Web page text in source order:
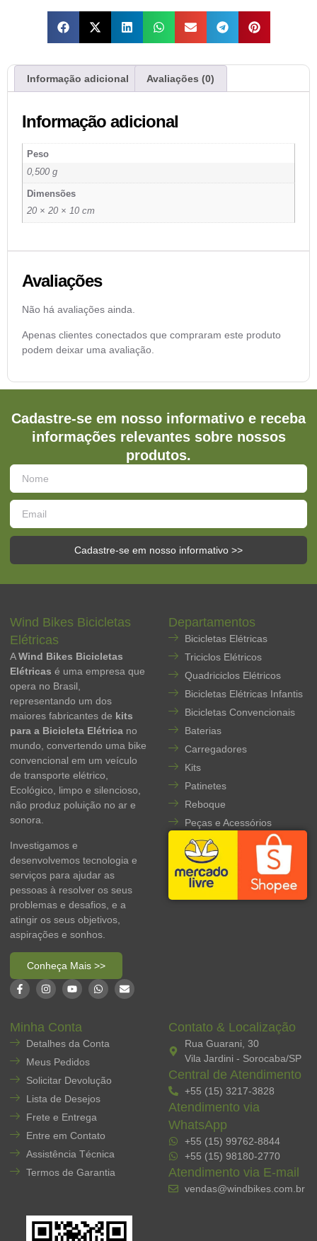
Informação adicional Avaliações (0)
Informação adicional
Peso
0,500 g
Dimensões
20 × 20 × 10 cm
Avaliações
Não há avaliações ainda.
Apenas clientes conectados que compraram este produto
podem deixar uma avaliação.
Cadastre-se em nosso informativo e receba
informações relevantes sobre nossos
produtos.
Cadastre-se em nosso informativo >>
Wind Bikes Bicicletas
Elétricas
AWind Bikes Bicicletas
Elétricas é uma empresa que
opera no Brasil,
representando um dos
maiores fabricantes de kits
para a Bicicleta Elétrica no
mundo, convertendo uma bike
convencional em um veículo
de transporte elétrico,
Ecológico, limpo e silencioso,
não produz poluição no ar e
sonora.
Investigamos e
desenvolvemos tecnologia e
serviços para ajudar as
pessoas à resolver os seus
problemas e desafios, e a
atingir os seus objetivos,
aspirações e sonhos.
Conheça Mais >>
Departamentos
Bicicletas Elétricas
Triciclos Elétricos
Quadriciclos Elétricos
Bicicletas Elétricas Infantis
Bicicletas Convencionais
Baterias
Carregadores
Kits
Patinetes
Reboque
Peças e Acessórios
Minha Conta
Detalhes da Conta
Meus Pedidos
Solicitar Devolução
Lista de Desejos
Frete e Entrega
Entre em Contato
Assistência Técnica
Termos de Garantia
Contato & Localização
Rua Guarani, 30
Vila Jardini - Sorocaba/SP
Central de Atendimento
+55 (15) 3217-3828
Atendimento via
WhatsApp
+55 (15) 99762-8844
+55 (15) 98180-2770
Atendimento via E-mail
vendas@windbikes.com.br